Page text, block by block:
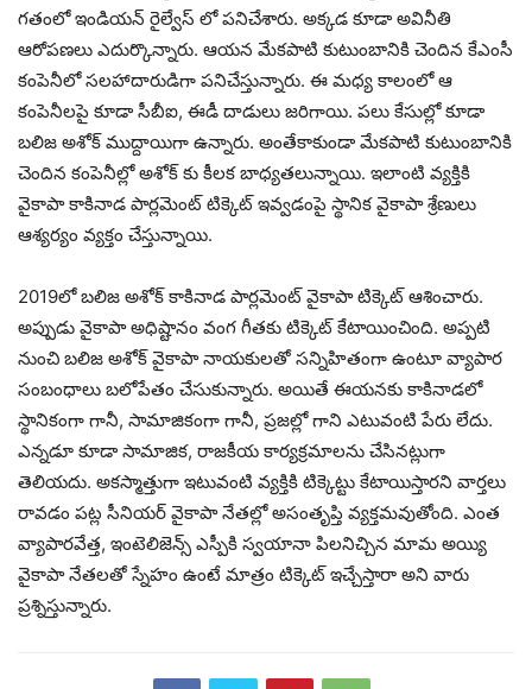
గతంలో ఇండియన్ రైల్వేస్ లో పనిచేశారు. అక్కడ కూడా అవినీతి
ఆరోపణలు ఎదుర్కొన్నారు. ఆయన మేకపాటి కుటుంబానికి చెందిన కేఎంసీ
కంపెనీలో సలహాదారుడిగా పనిచేస్తున్నారు. ఈ మధ్య కాలంలో ఆ
కంపెనీలపై కూడా సీబీఐ, ఈడీ దాడులు జరిగాయి. పలు కేసుల్లో కూడా
బలిజ అశోక్ ముద్దాయిగా ఉన్నారు. అంతేకాకుండా మేకపాటి కుటుంబానికి
చెందిన కంపెనీల్లో అశోక్ కు కీలక బాధ్యతలున్నాయి. ఇలాంటి వ్యక్తికి
వైకాపా కాకినాడ పార్లమెంట్ టిక్కెట్ ఇవ్వడంపై స్థానిక వైకాపా శ్రేణులు
ఆశ్యర్యం వ్యక్తం చేస్తున్నాయి.
2019లో బలిజ అశోక్ కాకినాడ పార్లమెంట్ వైకాపా టిక్కెట్ ఆశించారు.
అప్పుడు వైకాపా అధిష్టానం వంగ గీతకు టిక్కెట్ కేటాయించింది. అప్పటి
నుంచి బలిజ అశోక్ వైకాపా నాయకులతో సన్నిహితంగా ఉంటూ వ్యాపార
సంబంధాలు బలోపేతం చేసుకున్నారు. అయితే ఈయనకు కాకినాడలో
స్థానికంగా గానీ, సామాజికంగా గానీ, ప్రజల్లో గాని ఎటువంటి పేరు లేదు.
ఎన్నడూ కూడా సామాజిక, రాజకీయ కార్యక్రమాలను చేసినట్లుగా
తెలియదు. అకస్మాత్తుగా ఇటువంటి వ్యక్తికి టిక్కెట్టు కేటాయిస్తారని వార్తలు
రావడం పట్ల సీనియర్ వైకాపా నేతల్లో అసంతృప్తి వ్యక్తమవుతోంది. ఎంత
వ్యాపారవేత్త, ఇంటెలిజెన్స్ ఎస్పీకి స్వయానా పిలనిచ్చిన మామ అయ్యి
వైకాపా నేతలతో స్నేహం ఉంటే మాత్రం టిక్కెట్ ఇచ్చేస్తారా అని వారు
ప్రశ్నిస్తున్నారు.